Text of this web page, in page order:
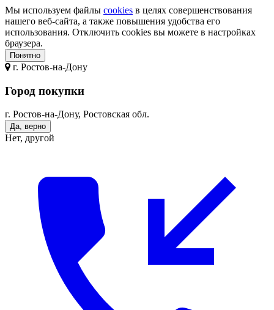
Мы используем файлы cookies в целях совершенствования
нашего веб-сайта, а также повышения удобства его
использования. Отключить cookies вы можете в настройках
браузера.
Понятно
г. Ростов-на-Дону
Город покупки
г. Ростов-на-Дону, Ростовская обл.
Да, верно
Нет, другой